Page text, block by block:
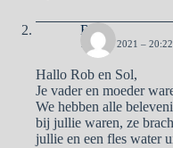
Rene
17 JULI 2021 – 20:22
Hallo Rob en Sol,
Je vader en moeder
We hebben alle
bij jullie waren, ze
jullie en een fles water